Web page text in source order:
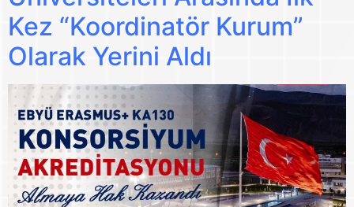
Kez “Koordinatör Kurum”
Olarak Yerini Aldı